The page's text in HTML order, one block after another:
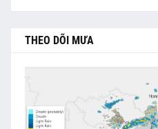
THEO DÕI MƯA